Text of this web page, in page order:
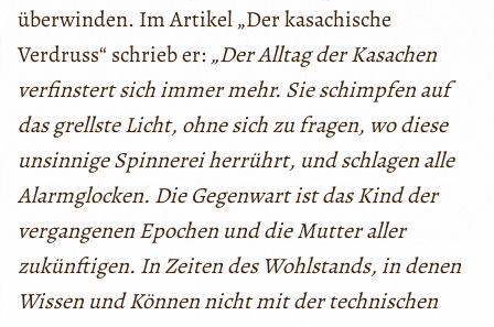
überwinden. Im Artikel „Der kasachische
Verdruss“ schrieb er: „Der Alltag der Kasachen
verfinstert sich immer mehr. Sie schimpfen auf
das grellste Licht, ohne sich zu fragen, wo diese
unsinnige Spinnerei herrührt, und schlagen alle
Alarmglocken. Die Gegenwart ist das Kind der
vergangenen Epochen und die Mutter aller
zukünftigen. In Zeiten des Wohlstands, in denen
Wissen und Können nicht mit der technischen